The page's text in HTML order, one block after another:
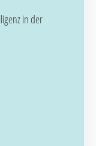
in der